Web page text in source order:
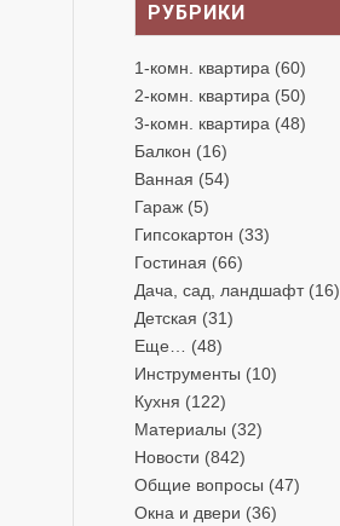
РУБРИКИ
1-комн. квартира (60)
2-комн. квартира (50)
3-комн. квартира (48)
Балкон (16)
Ванная (54)
Гараж(5)
Гипсокартон (33)
Гостиная (66)
Дача, сад, ландшафт(16)
Детская (31)
Еще…
(48)
Инструменты (10)
Кухня (122)
Материалы (32)
Новости (842)
Общие вопросы (47)
Окна и двери (36)